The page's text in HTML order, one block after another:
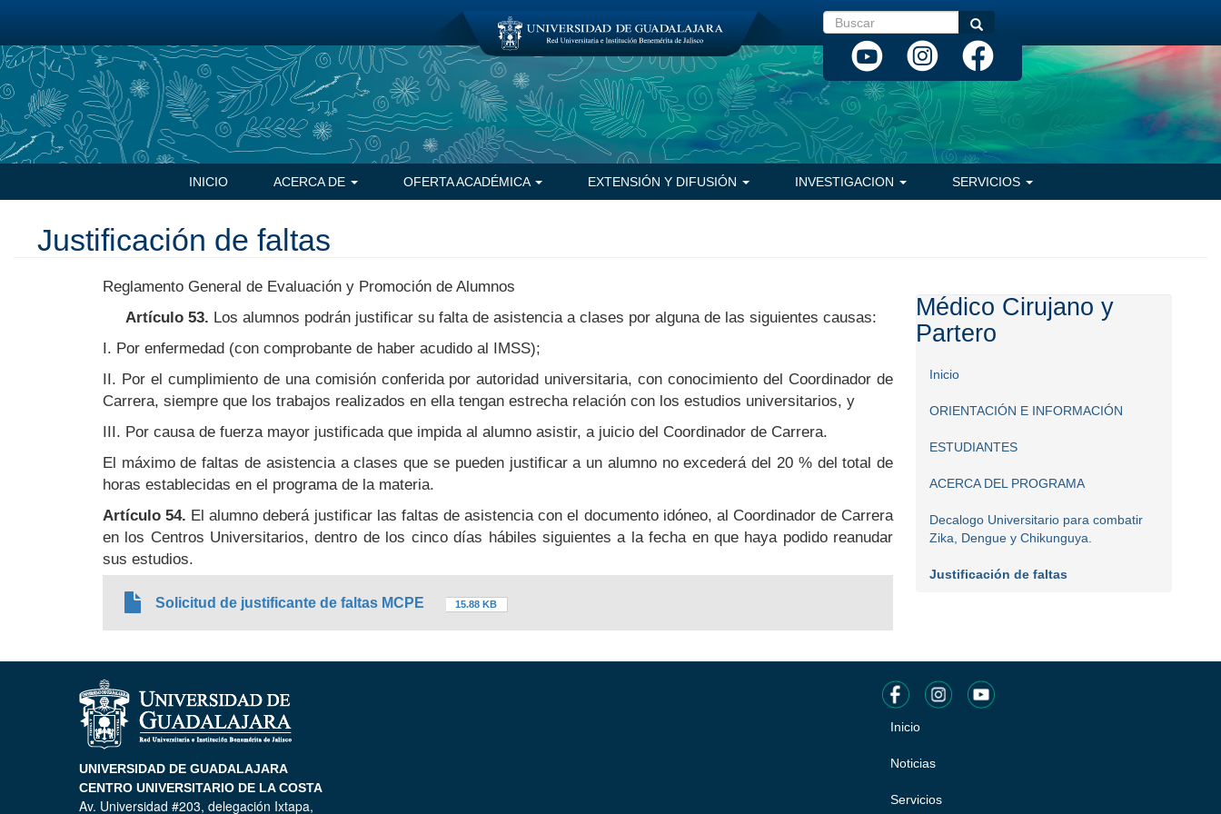
contenido
principal
Buscar Buscar
Navegación
principal
INICIO ACERCA DE OFERTA ACADÉMICA EXTENSIÓN Y DIFUSIÓN INVESTIGACION SERVICIOS
Justificación de faltas
Reglamento General de Evaluación y Promoción de Alumnos
Artículo 53. Los alumnos podrán justificar su falta de asistencia a clases por alguna de las siguientes causas:
I. Por enfermedad (con comprobante de haber acudido al IMSS);
II. Por el cumplimiento de una comisión conferida por autoridad universitaria, con conocimiento del Coordinador de
Carrera, siempre que los trabajos realizados en ella tengan estrecha relación con los estudios universitarios, y
III. Por causa de fuerza mayor justificada que impida al alumno asistir, a juicio del Coordinador de Carrera.
El máximo de faltas de asistencia a clases que se pueden justificar a un alumno no excederá del 20 % del total de
horas establecidas en el programa de la materia.
Artículo 54. El alumno deberá justificar las faltas de asistencia con el documento idóneo, al Coordinador de Carrera
en los Centros Universitarios, dentro de los cinco días hábiles siguientes a la fecha en que haya podido reanudar
sus estudios.
Solicitud de justificante de faltas MCPE 15.88 KB
Médico Cirujano y
Partero
Inicio
ORIENTACIÓN E INFORMACIÓN
ESTUDIANTES
ACERCA DEL PROGRAMA
Decalogo Universitario para combatir
Zika, Dengue y Chikunguya.
Justificación de faltas
UNIVERSIDAD DE GUADALAJARA
CENTRO UNIVERSITARIO DE LA COSTA
Av. Universidad #203, delegación Ixtapa,
Pie
de
página
Inicio
Noticias
Servicios